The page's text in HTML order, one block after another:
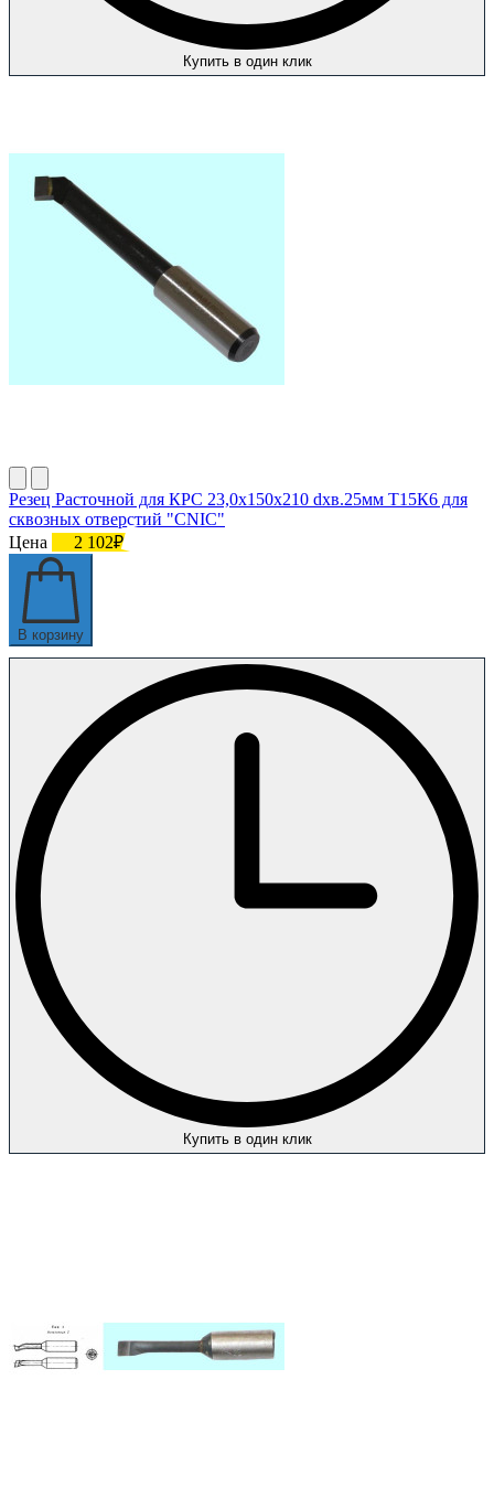
Купить в один клик
Резец Расточной для КРС 23,0х150х210 dхв.25мм Т15К6 для
сквозных отверстий "CNIC"
Цена
2 102₽
В корзину
Купить в один клик